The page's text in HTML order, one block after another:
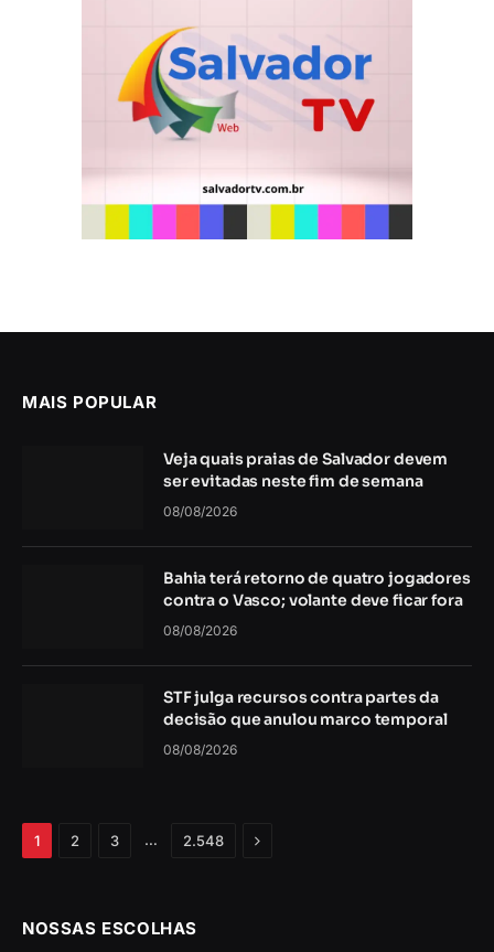
MAIS POPULAR
Veja quais praias de Salvador devem
ser evitadas neste fim de semana
08/08/2026
Bahia terá retorno de quatro jogadores
contra o Vasco; volante deve ficar fora
08/08/2026
STF julga recursos contra partes da
decisão que anulou marco temporal
08/08/2026
1 2 3 … 2.548 Próximo
NOSSAS ESCOLHAS